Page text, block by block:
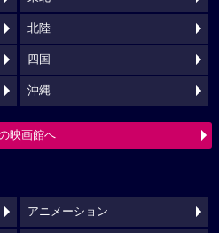
北陸
四国
沖縄
映画館へ
アニメーション